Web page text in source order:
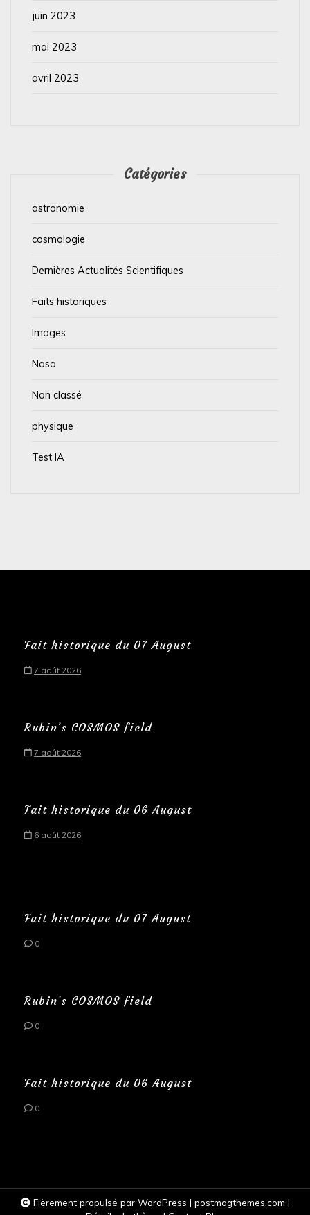
juin 2023
mai 2023
avril 2023
Catégories
astronomie
cosmologie
Dernières Actualités Scientifiques
Faits historiques
Images
Nasa
Non classé
physique
Test IA
Fait historique du 07 August
7 août 2026
Rubin’s COSMOS field
7 août 2026
Fait historique du 06 August
6 août 2026
Fait historique du 07 August
0
Rubin’s COSMOS field
0
Fait historique du 06 August
0
Fièrement propulsé par WordPress | postmagthemes.com |